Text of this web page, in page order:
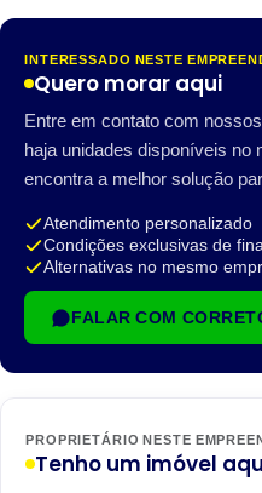
INTERESSADO NESTE
Quero morar aqui
Entre em contato com
haja unidades disponíveis no
encontra a melhor solução
Atendimento personalizado
Condições exclusivas de
Alternativas no mesmo
FALAR COM
PROPRIETÁRIO NESTE
Tenho um imóvel